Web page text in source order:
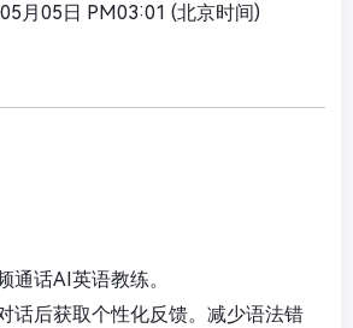
05月05日 PM03:01 (北京时间)
通话AI英语教练。
话后获取个性化反馈。减少语法错